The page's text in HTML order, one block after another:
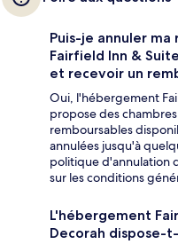
Puis-je annuler
Fairfield Inn &
et recevoir un
Oui, l'hébergement
propose des
remboursables
annulées jusqu'à
politique d'annulation
sur les conditions
L'hébergement
Decorah dispose-